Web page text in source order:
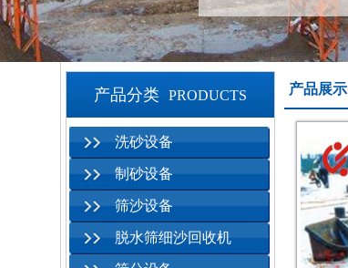
产品分类 PRODUCTS
洗砂设备
制砂设备
筛沙设备
脱水筛细沙回收机
产品展示